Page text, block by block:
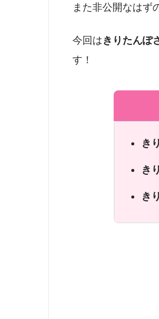
また非公開なはず
今回はきりたんぽ
す！
き
き
き